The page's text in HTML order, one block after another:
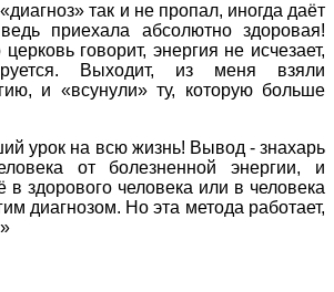
так и не пропал, иногда даёт
приехала абсолютно здоровая!
говорит, энергия не исчезает,
Выходит, из меня взяли
и «всунули» ту, которую больше
урок на всю жизнь! Вывод - знахарь
от болезненной энергии, и
в здорового человека или в человека
диагнозом. Но эта метода работает,